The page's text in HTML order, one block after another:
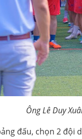
Ông Lê Duy
đấu, chọn 2 đội